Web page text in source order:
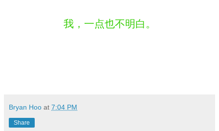
我，一点也不明白。
Bryan Hoo at 7:04 PM
Share